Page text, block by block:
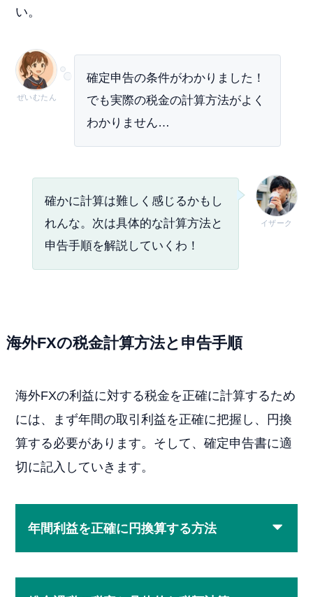
い。
ぜいむたん
確定申告の条件がわかりました！
でも実際の税金の計算方法がよく
わかりません…
イザーク
確かに計算は難しく感じるかもし
れんな。次は具体的な計算方法と
申告手順を解説していくわ！
海外FXの税金計算方法と申告手順
海外FXの利益に対する税金を正確に計算するため
には、まず年間の取引利益を正確に把握し、円換
算する必要があります。そして、確定申告書に適
切に記入していきます。
年間利益を正確に円換算する方法